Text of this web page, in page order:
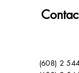
(608) 2